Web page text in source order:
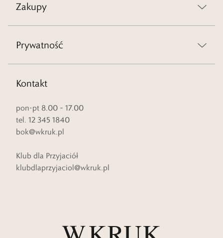
Zakupy
Prywatność
Kontakt
pon-pt 8.00 – 17.00
tel. 12 345 1840
bok@wkruk.pl
Klub dla Przyjaciół
klubdlaprzyjaciol@wkruk.pl